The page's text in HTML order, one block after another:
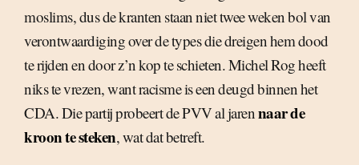
moslims, dus de kranten staan niet twee weken bol van
verontwaardiging over de types die dreigen hem dood
te rijden en door z’n kop te schieten. Michel Rog heeft
niks te vrezen, want racisme is een deugd binnen het
CDA. Die partij probeert de PVV al jarennaar de
kroon te steken, wat dat betreft.